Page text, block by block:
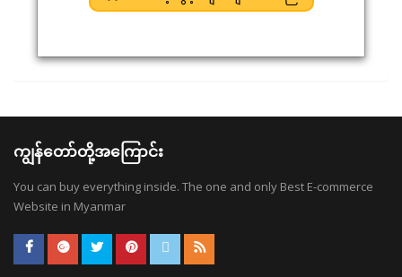
ကျွန်တော်တို့အကြောင်း
You can buy everything inside. The one and only Best E-commerce
Website in Myanmar